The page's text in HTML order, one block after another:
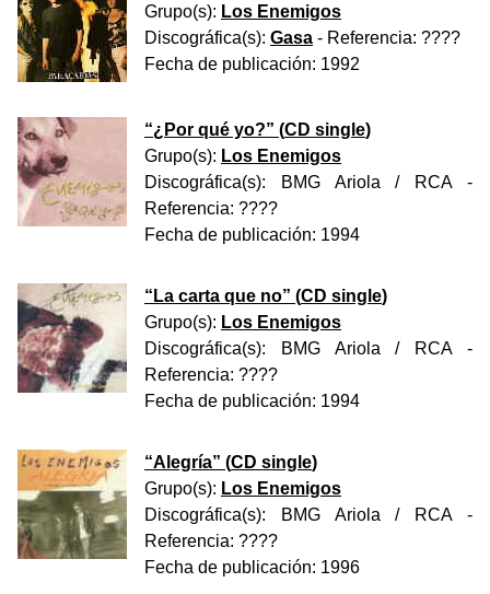
Grupo(s): Los Enemigos
Discográfica(s): Gasa - Referencia: ????
Fecha de publicación: 1992
“¿Por qué yo?” (CD single)
Grupo(s): Los Enemigos
Discográfica(s):
BMG Ariola / RCA-
Referencia: ????
Fecha de publicación: 1994
“ La carta que no” (CD single)
Grupo(s): Los Enemigos
Discográfica(s):
BMG Ariola / RCA-
Referencia: ????
Fecha de publicación: 1994
“Alegría” (CD single)
Grupo(s): Los Enemigos
Discográfica(s):
BMG Ariola / RCA-
Referencia: ????
Fecha de publicación: 1996